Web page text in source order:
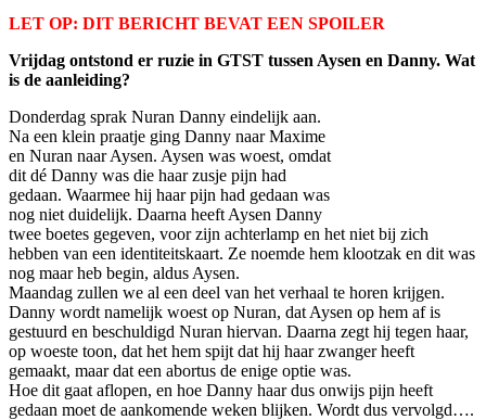
LET OP: DIT BERICHT BEVAT EEN SPOILER
Vrijdag ontstond er ruzie in GTST tussen Aysen en Danny. Wat
is de aanleiding?
Donderdag sprak Nuran Danny eindelijk aan.
Na een klein praatje ging Danny naar Maxime
en Nuran naar Aysen. Aysen was woest, omdat
dit dé Danny was die haar zusje pijn had
gedaan. Waarmee hij haar pijn had gedaan was
nog niet duidelijk. Daarna heeft Aysen Danny
twee boetes gegeven, voor zijn achterlamp en het niet bij zich
hebben van een identiteitskaart. Ze noemde hem klootzak en dit was
nog maar heb begin, aldus Aysen.
Maandag zullen we al een deel van het verhaal te horen krijgen.
Danny wordt namelijk woest op Nuran, dat Aysen op hem af is
gestuurd en beschuldigd Nuran hiervan. Daarna zegt hij tegen haar,
op woeste toon, dat het hem spijt dat hij haar zwanger heeft
gemaakt, maar dat een abortus de enige optie was.
Hoe dit gaat aflopen, en hoe Danny haar dus onwijs pijn heeft
gedaan moet de aankomende weken blijken. Wordt dus vervolgd….